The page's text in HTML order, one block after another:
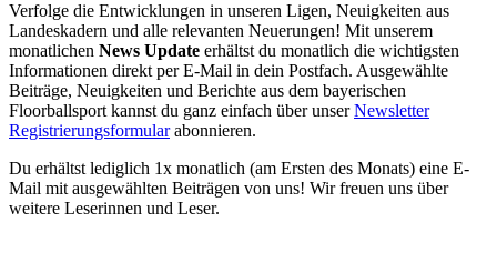
Verfolge die Entwicklungen in unseren Ligen, Neuigkeiten aus
Landeskadern und alle relevanten Neuerungen! Mit unserem
monatlichen News Update erhältst du monatlich die wichtigsten
Informationen direkt per E-Mail in dein Postfach. Ausgewählte
Beiträge, Neuigkeiten und Berichte aus dem bayerischen
Floorballsport kannst du ganz einfach über unserNewsletter
Registrierungsformularabonnieren.
Du erhältst lediglich 1x monatlich (am Ersten des Monats) eine E-
Mail mit ausgewählten Beiträgen von uns! Wir freuen uns über
weitere Leserinnen und Leser.